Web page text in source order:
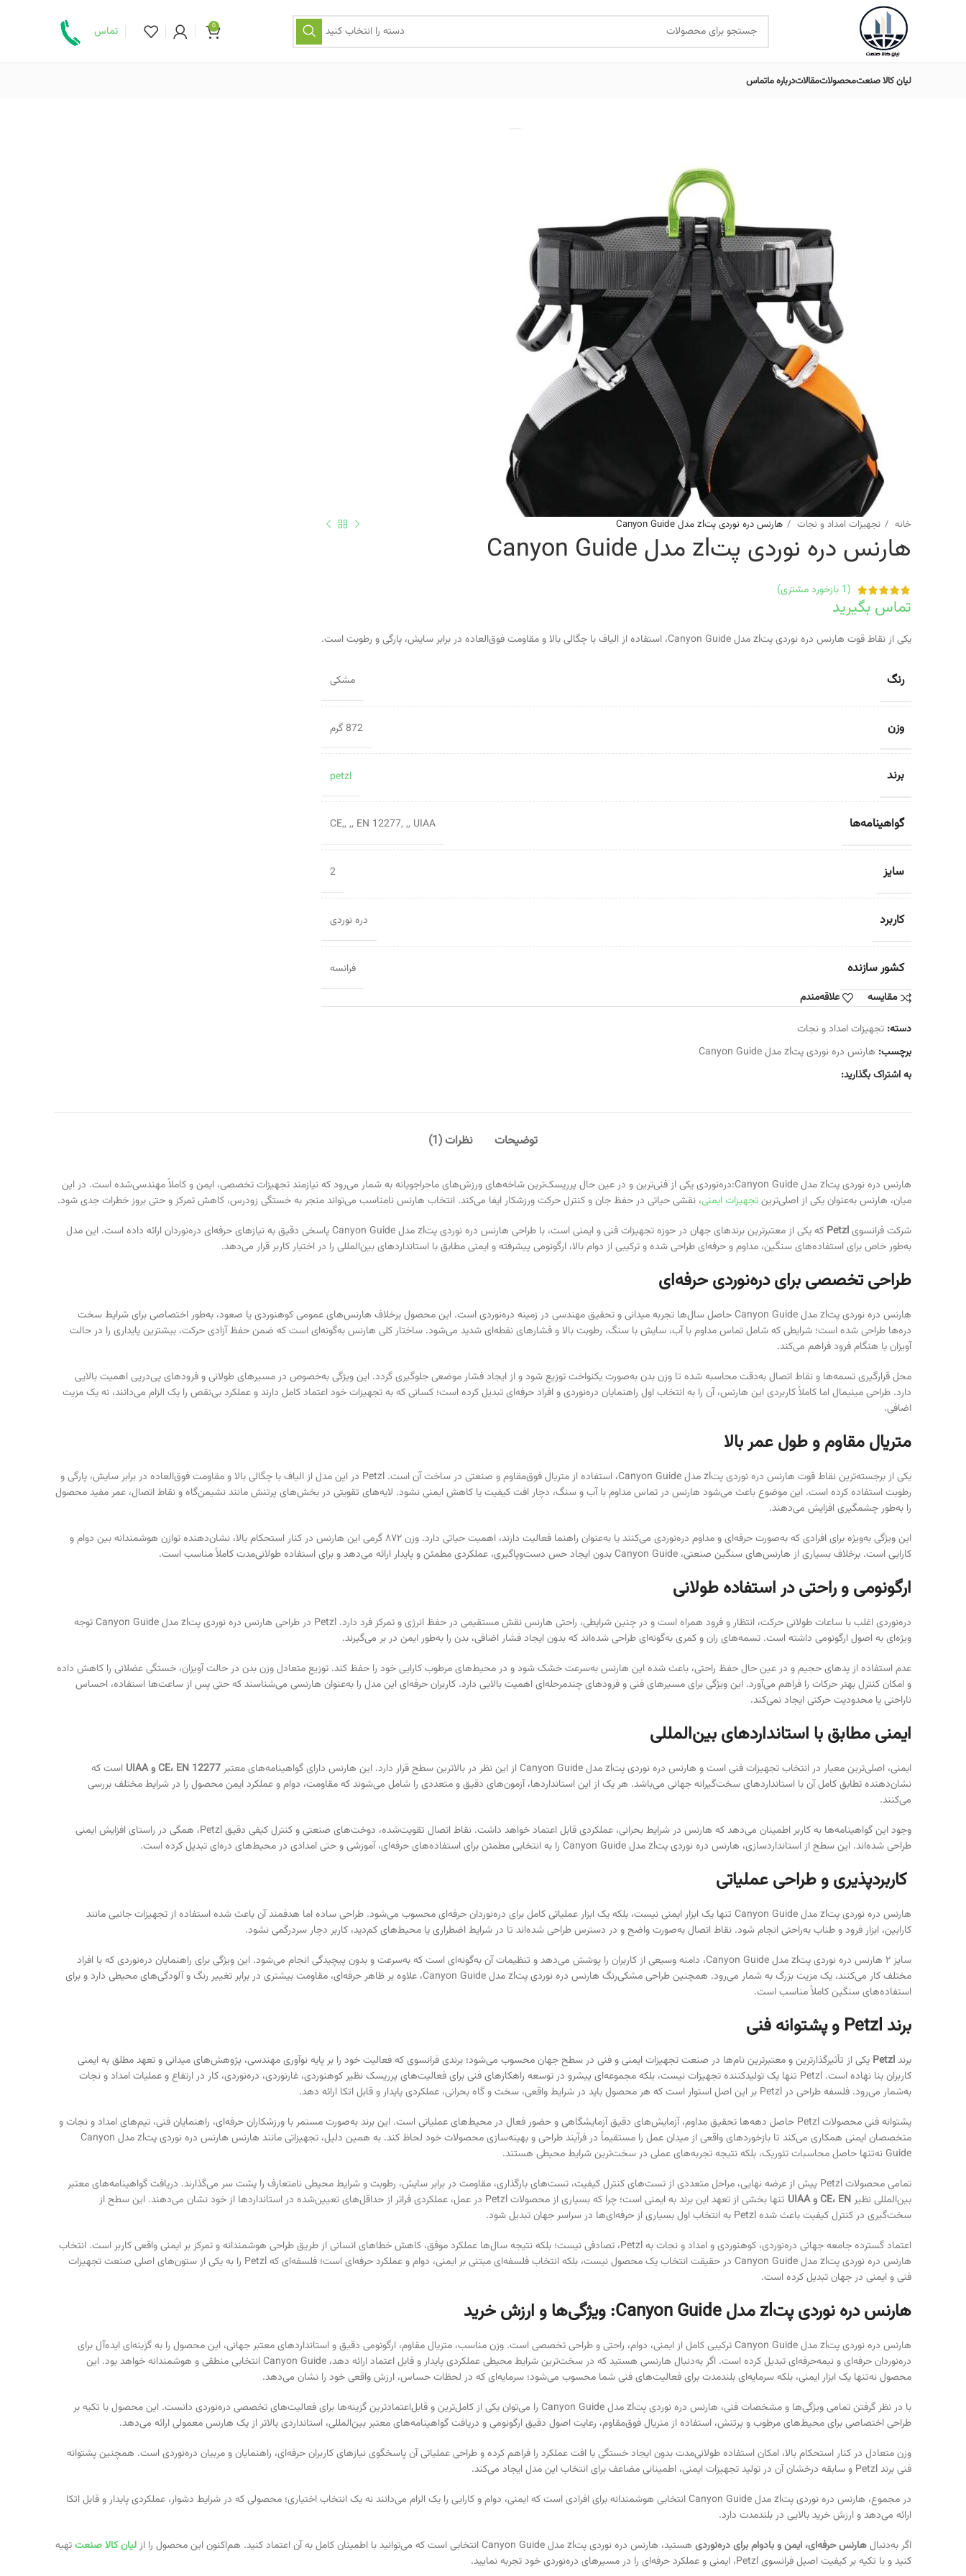
دسته را انتخاب کنید 0 تماس
لیان کالا صنعتمحصولاتمقالاتدرباره ماتماس
خانه تجهیزات امداد و نجات هارنس دره نوردی پتzl مدل Canyon Guide
هارنس دره نوردی پتzl مدل Canyon Guide
(
1 بازخورد مشتری)
تماس بگیرید
یکی از نقاط قوت هارنس دره نوردی پتzl مدل Canyon Guide، استفاده از الیاف با چگالی بالا و مقاومت فوق‌العاده در برابر سایش، پارگی و رطوبت است.
رنگ مشکی
وزن 872 گرم
برند petzl
گواهینامه‌ها CE,, ,, EN 12277, ,, UIAA
سایز 2
کاربرد دره نوردی
کشور سازنده
فرانسه
مقایسه
علاقه‌مندم
دسته: تجهیزات امداد و نجات
برچسب: هارنس دره نوردی پتzl مدل Canyon Guide
به اشتراک بگذارید:
توضیحات نظرات (1)
هارنس دره نوردی پتzl مدل Canyon Guide:دره‌نوردی یکی از فنی‌ترین و در عین حال پرریسک‌ترین شاخه‌های ورزش‌های ماجراجویانه به شمار می‌رود که نیازمند تجهیزات تخصصی، ایمن و کاملاً مهندسی‌شده است. در این
میان، هارنس به‌عنوان یکی از اصلی‌ترینتجهیزات ایمنی، نقشی حیاتی در حفظ جان و کنترل حرکت ورزشکار ایفا می‌کند. انتخاب هارنس نامناسب می‌تواند منجر به خستگی زودرس، کاهش تمرکز و حتی بروز خطرات جدی شود.
شرکت فرانسویPetzl
که یکی از معتبرترین برندهای جهان در حوزه تجهیزات فنی و ایمنی است، با طراحی هارنس دره نوردی پتzl مدل Canyon Guide پاسخی دقیق به نیازهای حرفه‌ای دره‌نوردان ارائه داده است. این مدل
به‌طور خاص برای استفاده‌های سنگین، مداوم و حرفه‌ای طراحی شده و ترکیبی از دوام بالا، ارگونومی پیشرفته و ایمنی مطابق با استانداردهای بین‌المللی را در اختیار کاربر قرار می‌دهد.
طراحی تخصصی برای دره‌نوردی حرفه‌ای
هارنس دره نوردی پتzl مدل Canyon Guide حاصل سال‌ها تجربه میدانی و تحقیق مهندسی در زمینه دره‌نوردی است. این محصول برخلاف هارنس‌های عمومی کوهنوردی یا صعود، به‌طور اختصاصی برای شرایط سخت
دره‌ها طراحی شده است؛ شرایطی که شامل تماس مداوم با آب، سایش با سنگ، رطوبت بالا و فشارهای نقطه‌ای شدید می‌شود. ساختار کلی هارنس به‌گونه‌ای است که ضمن حفظ آزادی حرکت، بیشترین پایداری را در حالت
آویزان یا هنگام فرود فراهم می‌کند.
محل قرارگیری تسمه‌ها و نقاط اتصال به‌دقت محاسبه شده تا وزن بدن به‌صورت یکنواخت توزیع شود و از ایجاد فشار موضعی جلوگیری گردد. این ویژگی به‌خصوص در مسیرهای طولانی و فرودهای پی‌درپی اهمیت بالایی
دارد. طراحی مینیمال اما کاملاً کاربردی این هارنس، آن را به انتخاب اول راهنمایان دره‌نوردی و افراد حرفه‌ای تبدیل کرده است؛ کسانی که به تجهیزات خود اعتماد کامل دارند و عملکرد بی‌نقص را یک الزام می‌دانند، نه یک مزیت
اضافی.
متریال مقاوم و طول عمر بالا
یکی از برجسته‌ترین نقاط قوت هارنس دره نوردی پتzl مدل Canyon Guide، استفاده از متریال فوق‌مقاوم و صنعتی در ساخت آن است. Petzl در این مدل از الیاف با چگالی بالا و مقاومت فوق‌العاده در برابر سایش، پارگی و
رطوبت استفاده کرده است. این موضوع باعث می‌شود هارنس در تماس مداوم با آب و سنگ، دچار افت کیفیت یا کاهش ایمنی نشود. لایه‌های تقویتی در بخش‌های پرتنش مانند نشیمن‌گاه و نقاط اتصال، عمر مفید محصول
را به‌طور چشمگیری افزایش می‌دهند.
این ویژگی به‌ویژه برای افرادی که به‌صورت حرفه‌ای و مداوم دره‌نوردی می‌کنند یا به‌عنوان راهنما فعالیت دارند، اهمیت حیاتی دارد. وزن ۸۷۲ گرمی این هارنس در کنار استحکام بالا، نشان‌دهنده توازن هوشمندانه بین دوام و
کارایی است. برخلاف بسیاری از هارنس‌های سنگین صنعتی، Canyon Guide بدون ایجاد حس دست‌وپاگیری، عملکردی مطمئن و پایدار ارائه می‌دهد و برای استفاده طولانی‌مدت کاملاً مناسب است.
ارگونومی و راحتی در استفاده طولانی
دره‌نوردی اغلب با ساعات طولانی حرکت، انتظار و فرود همراه است و در چنین شرایطی، راحتی هارنس نقش مستقیمی در حفظ انرژی و تمرکز فرد دارد. Petzl در طراحی هارنس دره نوردی پتzl مدل Canyon Guide توجه
ویژه‌ای به اصول ارگونومی داشته است. تسمه‌های ران و کمری به‌گونه‌ای طراحی شده‌اند که بدون ایجاد فشار اضافی، بدن را به‌طور ایمن در بر می‌گیرند.
عدم استفاده از پدهای حجیم و در عین حال حفظ راحتی، باعث شده این هارنس به‌سرعت خشک شود و در محیط‌های مرطوب کارایی خود را حفظ کند. توزیع متعادل وزن بدن در حالت آویزان، خستگی عضلانی را کاهش داده
و امکان کنترل بهتر حرکات را فراهم می‌آورد. این ویژگی برای مسیرهای فنی و فرودهای چندمرحله‌ای اهمیت بالایی دارد. کاربران حرفه‌ای این مدل را به‌عنوان هارنسی می‌شناسند که حتی پس از ساعت‌ها استفاده، احساس
ناراحتی یا محدودیت حرکتی ایجاد نمی‌کند.
ایمنی مطابق با استانداردهای بین‌المللی
ایمنی، اصلی‌ترین معیار در انتخاب تجهیزات فنی است و هارنس دره نوردی پتzl مدل Canyon Guide از این نظر در بالاترین سطح قرار دارد. این هارنس دارای گواهینامه‌های معتبر CE، EN 12277 و UIAA
است که
نشان‌دهنده تطابق کامل آن با استانداردهای سخت‌گیرانه جهانی می‌باشد. هر یک از این استانداردها، آزمون‌های دقیق و متعددی را شامل می‌شوند که مقاومت، دوام و عملکرد ایمن محصول را در شرایط مختلف بررسی
می‌کنند.
وجود این گواهینامه‌ها به کاربر اطمینان می‌دهد که هارنس در شرایط بحرانی، عملکردی قابل اعتماد خواهد داشت. نقاط اتصال تقویت‌شده، دوخت‌های صنعتی و کنترل کیفی دقیق Petzl، همگی در راستای افزایش ایمنی
طراحی شده‌اند. این سطح از استانداردسازی، هارنس دره نوردی پتzl مدل Canyon Guide را به انتخابی مطمئن برای استفاده‌های حرفه‌ای، آموزشی و حتی امدادی در محیط‌های دره‌ای تبدیل کرده است.
کاربردپذیری و طراحی عملیاتی
هارنس دره نوردی پتzl مدل Canyon Guide تنها یک ابزار ایمنی نیست، بلکه یک ابزار عملیاتی کامل برای دره‌نوردان حرفه‌ای محسوب می‌شود. طراحی ساده اما هدفمند آن باعث شده استفاده از تجهیزات جانبی مانند
کارابین، ابزار فرود و طناب به‌راحتی انجام شود. نقاط اتصال به‌صورت واضح و در دسترس طراحی شده‌اند تا در شرایط اضطراری یا محیط‌های کم‌دید، کاربر دچار سردرگمی نشود.
سایز ۲ هارنس دره نوردی پتzl مدل Canyon Guide، دامنه وسیعی از کاربران را پوشش می‌دهد و تنظیمات آن به‌گونه‌ای است که به‌سرعت و بدون پیچیدگی انجام می‌شود. این ویژگی برای راهنمایان دره‌نوردی که با افراد
مختلف کار می‌کنند، یک مزیت بزرگ به شمار می‌رود. همچنین طراحی مشکی‌رنگ هارنس دره نوردی پتzl مدل Canyon Guide، علاوه بر ظاهر حرفه‌ای، مقاومت بیشتری در برابر تغییر رنگ و آلودگی‌های محیطی دارد و برای
استفاده‌های سنگین کاملاً مناسب است.
برند Petzl و پشتوانه فنی
برندPetzl یکی از تأثیرگذارترین و معتبرترین نام‌ها در صنعت تجهیزات ایمنی و فنی در سطح جهان محسوب می‌شود؛ برندی فرانسوی که فعالیت خود را بر پایه نوآوری مهندسی، پژوهش‌های میدانی و تعهد مطلق به ایمنی
کاربران بنا نهاده است. Petzl تنها یک تولیدکننده تجهیزات نیست، بلکه مجموعه‌ای پیشرو در توسعه راهکارهای فنی برای فعالیت‌های پرریسک نظیر کوهنوردی، غارنوردی، دره‌نوردی، کار در ارتفاع و عملیات امداد و نجات
به‌شمار می‌رود. فلسفه طراحی در Petzl بر این اصل استوار است که هر محصول باید در شرایط واقعی، سخت و گاه بحرانی، عملکردی پایدار و قابل اتکا ارائه دهد.
پشتوانه فنی محصولات Petzl حاصل دهه‌ها تحقیق مداوم، آزمایش‌های دقیق آزمایشگاهی و حضور فعال در محیط‌های عملیاتی است. این برند به‌صورت مستمر با ورزشکاران حرفه‌ای، راهنمایان فنی، تیم‌های امداد و نجات و
متخصصان ایمنی همکاری می‌کند تا بازخوردهای واقعی از میدان عمل را مستقیماً در فرآیند طراحی و بهینه‌سازی محصولات خود لحاظ کند. به همین دلیل، تجهیزاتی مانند هارنس هارنس دره نوردی پتzl مدل Canyon
Guide نه‌تنها حاصل محاسبات تئوریک، بلکه نتیجه تجربه‌های عملی در سخت‌ترین شرایط محیطی هستند.
تمامی محصولات Petzl پیش از عرضه نهایی، مراحل متعددی از تست‌های کنترل کیفیت، تست‌های بارگذاری، مقاومت در برابر سایش، رطوبت و شرایط محیطی نامتعارف را پشت سر می‌گذارند. دریافت گواهینامه‌های معتبر
بین‌المللی نظیرCE، EN و UIAA
تنها بخشی از تعهد این برند به ایمنی است؛ چرا که بسیاری از محصولات Petzl در عمل، عملکردی فراتر از حداقل‌های تعیین‌شده در استانداردها از خود نشان می‌دهند. این سطح از
سخت‌گیری در کنترل کیفیت باعث شده Petzl به انتخاب اول بسیاری از حرفه‌ای‌ها در سراسر جهان تبدیل شود.
اعتماد گسترده جامعه جهانی دره‌نوردی، کوهنوردی و امداد و نجات به Petzl، تصادفی نیست؛ بلکه نتیجه سال‌ها عملکرد موفق، کاهش خطاهای انسانی از طریق طراحی هوشمندانه و تمرکز بر ایمنی واقعی کاربر است. انتخاب
هارنس دره نوردی پتzl مدل Canyon Guide در حقیقت انتخاب یک محصول نیست، بلکه انتخاب فلسفه‌ای مبتنی بر ایمنی، دوام و عملکرد حرفه‌ای است؛ فلسفه‌ای که Petzl را به یکی از ستون‌های اصلی صنعت تجهیزات
فنی و ایمنی در جهان تبدیل کرده است.
هارنس دره نوردی پتzl مدل Canyon Guide: ویژگی‌ها و ارزش خرید
هارنس دره نوردی پتzl مدل Canyon Guide ترکیبی کامل از ایمنی، دوام، راحتی و طراحی تخصصی است. وزن مناسب، متریال مقاوم، ارگونومی دقیق و استانداردهای معتبر جهانی، این محصول را به گزینه‌ای ایده‌آل برای
دره‌نوردان حرفه‌ای و نیمه‌حرفه‌ای تبدیل کرده است. اگر به‌دنبال هارنسی هستید که در سخت‌ترین شرایط محیطی عملکردی پایدار و قابل اعتماد ارائه دهد، Canyon Guide انتخابی منطقی و هوشمندانه خواهد بود. این
محصول نه‌تنها یک ابزار ایمنی، بلکه سرمایه‌ای بلندمدت برای فعالیت‌های فنی شما محسوب می‌شود؛ سرمایه‌ای که در لحظات حساس، ارزش واقعی خود را نشان می‌دهد.
با در نظر گرفتن تمامی ویژگی‌ها و مشخصات فنی، هارنس دره نوردی پتzl مدل Canyon Guide را می‌توان یکی از کامل‌ترین و قابل‌اعتمادترین گزینه‌ها برای فعالیت‌های تخصصی دره‌نوردی دانست. این محصول با تکیه بر
طراحی اختصاصی برای محیط‌های مرطوب و پرتنش، استفاده از متریال فوق‌مقاوم، رعایت اصول دقیق ارگونومی و دریافت گواهینامه‌های معتبر بین‌المللی، استانداردی بالاتر از یک هارنس معمولی ارائه می‌دهد.
وزن متعادل در کنار استحکام بالا، امکان استفاده طولانی‌مدت بدون ایجاد خستگی یا افت عملکرد را فراهم کرده و طراحی عملیاتی آن پاسخگوی نیازهای کاربران حرفه‌ای، راهنمایان و مربیان دره‌نوردی است. همچنین پشتوانه
فنی برند Petzl و سابقه درخشان آن در تولید تجهیزات ایمنی، اطمینانی مضاعف برای انتخاب این مدل ایجاد می‌کند.
در مجموع، هارنس دره نوردی پتzl مدل Canyon Guide انتخابی هوشمندانه برای افرادی است که ایمنی، دوام و کارایی را یک الزام می‌دانند نه یک انتخاب اختیاری؛ محصولی که در شرایط دشوار، عملکردی پایدار و قابل اتکا
ارائه می‌دهد و ارزش خرید بالایی در بلندمدت دارد.
اگر به‌دنبالهارنس حرفه‌ای، ایمن و بادوام برای دره‌نوردی هستید، هارنس دره نوردی پتzl مدل Canyon Guide انتخابی است که می‌توانید با اطمینان کامل به آن اعتماد کنید. هم‌اکنون این محصول را از لیان کالا صنعتتهیه
کنید و با تکیه بر کیفیت اصیل فرانسوی Petzl، ایمنی و عملکرد حرفه‌ای را در مسیرهای دره‌نوردی خود تجربه نمایید.